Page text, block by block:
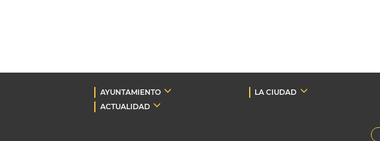
AYUNTAMIENTO LA CIUDAD
ACTUALIDAD